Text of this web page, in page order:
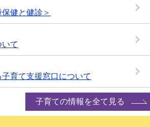
健と健診＞
て
育て支援窓口について
子育ての情報を全て見る